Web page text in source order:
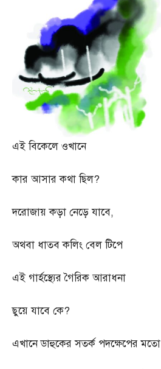
এই বিকেলে ওখানে
কার আসার কথা ছিল?
দরোজায় কড়া নেড়ে যাবে,
অথবা ধাতব কলিং বেল টিপে
এই গার্হস্থ্যের গৈরিক আরাধনা
ছুয়ে যাবে কে?
এখানে ডাহুকের সতর্ক পদক্ষেপের মতো